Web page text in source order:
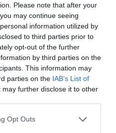
Please note that after your
may continue seeing
information utilized by
to third parties prior to
opt-out of the further
by third parties on the
This information may
parties on the IAB’s List of
may further disclose it to other
Opt Outs